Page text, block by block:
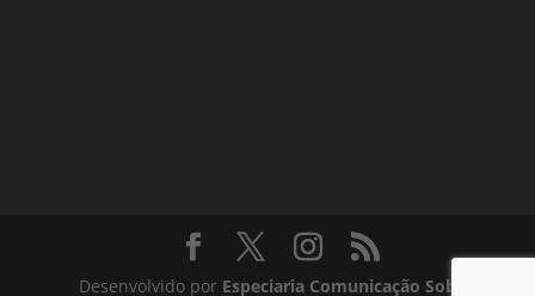
Desenvolvido por Especiaria Comunicação Sob